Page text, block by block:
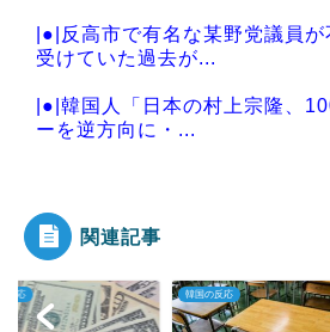
|●|反高市で有名な某野党議員
受けていた過去が...
|●|韓国人「日本の村上宗隆、
ーを逆方向に・...
関連記事
反応 韓国の反応